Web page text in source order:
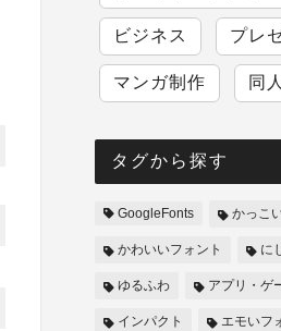
ビジネス プレ
マンガ制作 同
タグから探す
GoogleFonts かっこ
かわいいフォント に
ゆるふわ アプリ・ゲ
インパクト エモいフ